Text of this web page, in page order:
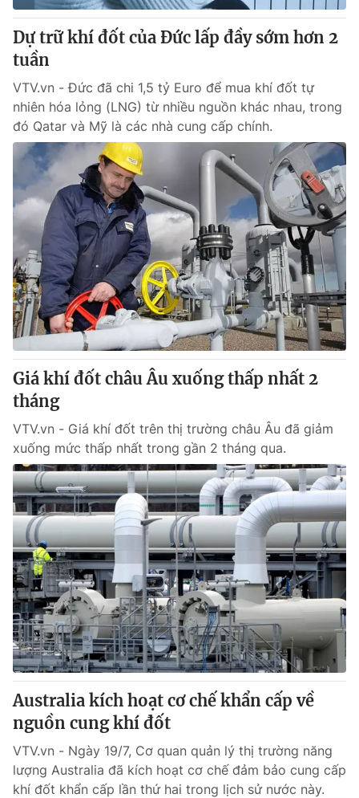
Dự trữ khí đốt của Đức lấp đầy sớm hơn 2
tuần
VTV.vn - Đức đã chi 1,5 tỷ Euro để mua khí đốt tự
nhiên hóa lỏng (LNG) từ nhiều nguồn khác nhau, trong
đó Qatar và Mỹ là các nhà cung cấp chính.
Giá khí đốt châu Âu xuống thấp nhất 2
tháng
VTV.vn - Giá khí đốt trên thị trường châu Âu đã giảm
xuống mức thấp nhất trong gần 2 tháng qua.
Australia kích hoạt cơ chế khẩn cấp về
nguồn cung khí đốt
VTV.vn - Ngày 19/7, Cơ quan quản lý thị trường năng
lượng Australia đã kích hoạt cơ chế đảm bảo cung cấp
khí đốt khẩn cấp lần thứ hai trong lịch sử nước này.